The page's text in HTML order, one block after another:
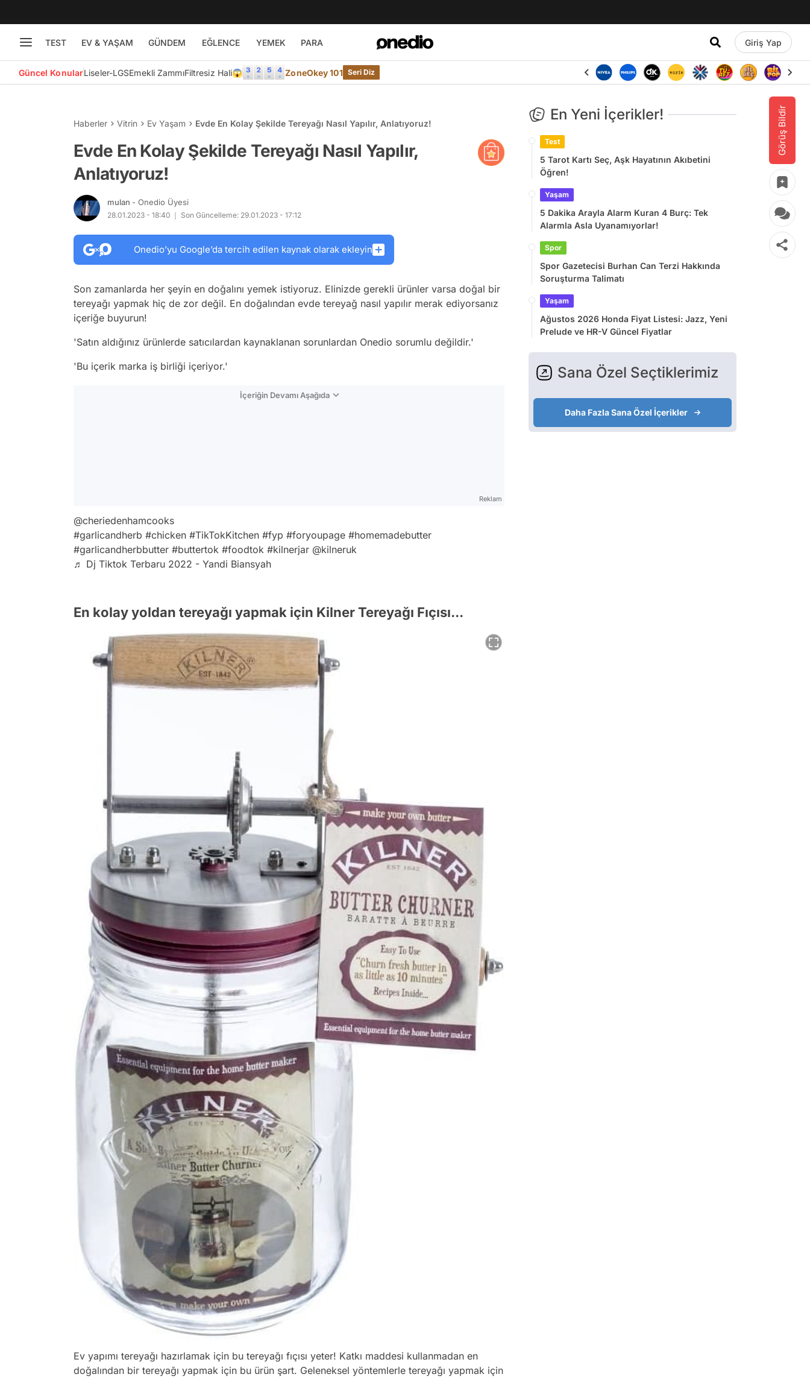
TEST EV & YAŞAM GÜNDEM EĞLENCE YEMEK PARA Giriş Yap
Güncel KonularLiseler-LGSEmekli ZammıFiltresiz Hali😱 ZoneOkey 101 Seri Diz
Görüş Bildir
Haberler Vitrin Ev Yaşam Evde En Kolay Şekilde Tereyağı Nasıl Yapılır, Anlatıyoruz!
Evde En Kolay Şekilde Tereyağı Nasıl Yapılır,
Anlatıyoruz!
mulan - Onedio Üyesi
28.01.2023 - 18:40 Son Güncelleme: 29.01.2023 - 17:12
Onedio’yu Google’da tercih edilen kaynak olarak ekleyin
Son zamanlarda her şeyin en doğalını yemek istiyoruz. Elinizde gerekli ürünler varsa doğal bir
tereyağı yapmak hiç de zor değil. En doğalından evde tereyağ nasıl yapılır merak ediyorsanız
içeriğe buyurun!
'Satın aldığınız ürünlerde satıcılardan kaynaklanan sorunlardan Onedio sorumlu değildir.'
'Bu içerik marka iş birliği içeriyor.'
İçeriğin Devamı Aşağıda
Reklam
@cheriedenhamcooks
#garlicandherb #chicken #TikTokKitchen #fyp #foryoupage #homemadebutter
#garlicandherbbutter #buttertok #foodtok #kilnerjar @kilneruk
♬ Dj Tiktok Terbaru 2022 - Yandi Biansyah
En kolay yoldan tereyağı yapmak için Kilner Tereyağı Fıçısı...
Ev yapımı tereyağı hazırlamak için bu tereyağı fıçısı yeter! Katkı maddesi kullanmadan en
doğalından bir tereyağı yapmak için bu ürün şart. Geleneksel yöntemlerle tereyağı yapmak için
En Yeni İçerikler!
Test
5 Tarot Kartı Seç, Aşk Hayatının Akıbetini
Öğren!
Yaşam
5 Dakika Arayla Alarm Kuran 4 Burç: Tek
Alarmla Asla Uyanamıyorlar!
Spor
Spor Gazetecisi Burhan Can Terzi Hakkında
Soruşturma Talimatı
Yaşam
Ağustos 2026 Honda Fiyat Listesi: Jazz, Yeni
Prelude ve HR-V Güncel Fiyatlar
Sana Özel Seçtiklerimiz
Daha Fazla Sana Özel İçerikler